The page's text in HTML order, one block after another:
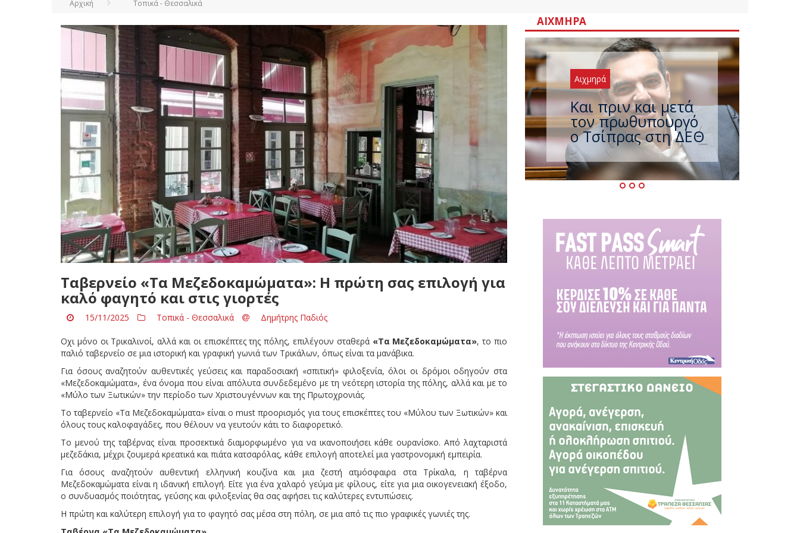
Αρχική Τοπικά - Θεσσαλικά
Ταβερνείο «Τα Μεζεδοκαμώματα»: Η πρώτη σας επιλογή για
καλό φαγητό και στις γιορτές
15/11/2025 Τοπικά - Θεσσαλικά Δημήτρης Παδιός
Οχι μόνο οι Τρικαλινοί, αλλά και οι επισκέπτες της πόλης, επιλέγουν σταθερά «Τα Μεζεδοκαμώματα», το πιο
παλιό ταβερνείο σε μια ιστορική και γραφική γωνιά των Τρικάλων, όπως είναι τα μανάβικα.
Για όσους αναζητούν αυθεντικές γεύσεις και παραδοσιακή «σπιτική» φιλοξενία, όλοι οι δρόμοι οδηγούν στα
«Μεζεδοκαμώματα», ένα όνομα που είναι απόλυτα συνδεδεμένο με τη νεότερη ιστορία της πόλης, αλλά και με το
«Μύλο των Ξωτικών» την περίοδο των Χριστουγέννων και της Πρωτοχρονιάς.
Το ταβερνείο «Τα Μεζεδοκαμώματα» είναι ο must προορισμός για τους επισκέπτες του «Μύλου των Ξωτικών» και
όλους τους καλοφαγάδες, που θέλουν να γευτούν κάτι το διαφορετικό.
Το μενού της ταβέρνας είναι προσεκτικά διαμορφωμένο για να ικανοποιήσει κάθε ουρανίσκο. Από λαχταριστά
μεζεδάκια, μέχρι ζουμερά κρεατικά και πιάτα κατσαρόλας, κάθε επιλογή αποτελεί μια γαστρονομική εμπειρία.
Για όσους αναζητούν αυθεντική ελληνική κουζίνα και μια ζεστή ατμόσφαιρα στα Τρίκαλα, η ταβέρνα
Μεζεδοκαμώματα είναι η ιδανική επιλογή. Είτε για ένα χαλαρό γεύμα με φίλους, είτε για μια οικογενειακή έξοδο,
ο συνδυασμός ποιότητας, γεύσης και φιλοξενίας θα σας αφήσει τις καλύτερες εντυπώσεις.
Η πρώτη και καλύτερη επιλογή για το φαγητό σας μέσα στη πόλη, σε μια από τις πιο γραφικές γωνιές της.
ΑΙΧΜΗΡΆ
Αιχμηρά
Έρχεται νέο
ισχυρό κύμα
ζέστης με 40
βαθμούς Κελσίου –
Ο καιρός έως τον
Δεκαπενταύγουστο